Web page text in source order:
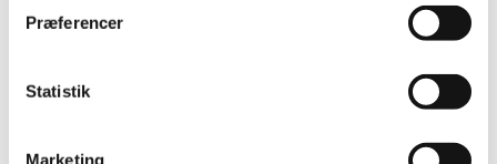
Præferencer
Statistik
Marketing
2006 (9)
Meddelelser om forsyning af medicin til mennesker og dyr